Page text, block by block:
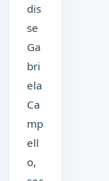
dis
se
Ga
bri
ela
Ca
mp
ell
o,